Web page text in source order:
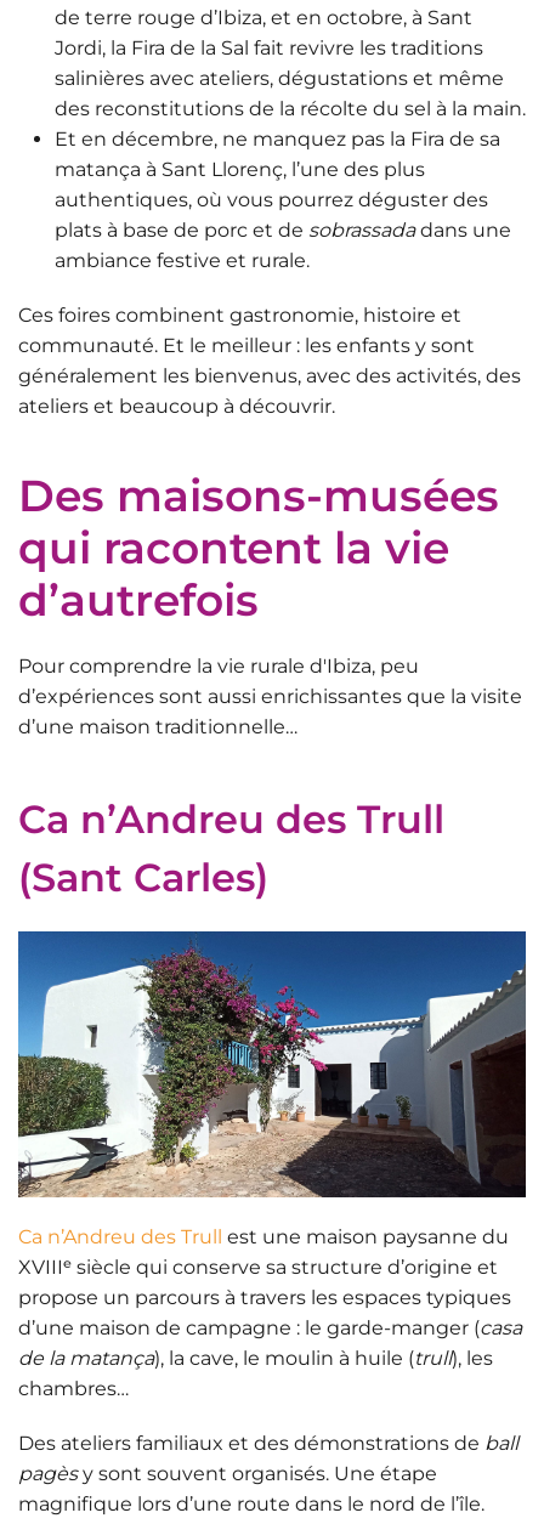
de terre rouge d’Ibiza, et en octobre, à Sant
Jordi, la Fira de la Sal fait revivre les traditions
salinières avec ateliers, dégustations et même
des reconstitutions de la récolte du sel à la main.
Et en décembre, ne manquez pas la Fira de sa
matança à Sant Llorenç, l’une des plus
authentiques, où vous pourrez déguster des
plats à base de porc et de sobrassadadans une
ambiance festive et rurale.
Ces foires combinent gastronomie, histoire et
communauté. Et le meilleur : les enfants y sont
généralement les bienvenus, avec des activités, des
ateliers et beaucoup à découvrir.
Des maisons-musées
qui racontent la vie
d’autrefois
Pour comprendre la vie rurale d'Ibiza, peu
d’expériences sont aussi enrichissantes que la visite
d’une maison traditionnelle…
Ca n’Andreu des Trull
(Sant Carles)
Ca n’Andreu des Trull est une maison paysanne du
XVIIIᵉ siècle qui conserve sa structure d’origine et
propose un parcours à travers les espaces typiques
d’une maison de campagne : le garde-manger (casa
de la matança), la cave, le moulin à huile (trull), les
chambres…
Des ateliers familiaux et des démonstrations de ball
pagèsy sont souvent organisés. Une étape
magnifique lors d’une route dans le nord de l’île.